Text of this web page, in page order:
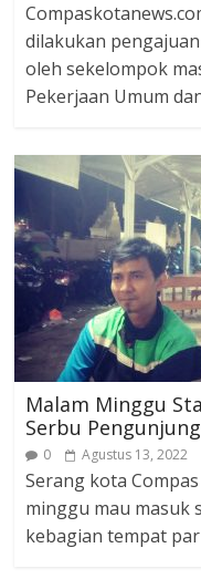
dilakukan
oleh sekelompok
Pekerjaan Umum
Malam Minggu
Serbu
0 Agustus 13, 2022
Serang kota
minggu mau masuk
kebagian tempat